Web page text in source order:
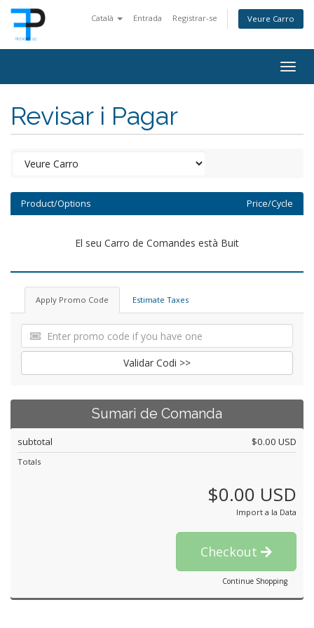
Català Entrada Registrar-se Veure Carro
Revisar i Pagar
Product/Options Price/Cycle
El seu Carro de Comandes està Buit
Apply Promo Code Estimate Taxes
Validar Codi >>
Sumari de Comanda
subtotal $0.00 USD
Totals
$0.00 USD
Import a la Data
Checkout
Continue Shopping